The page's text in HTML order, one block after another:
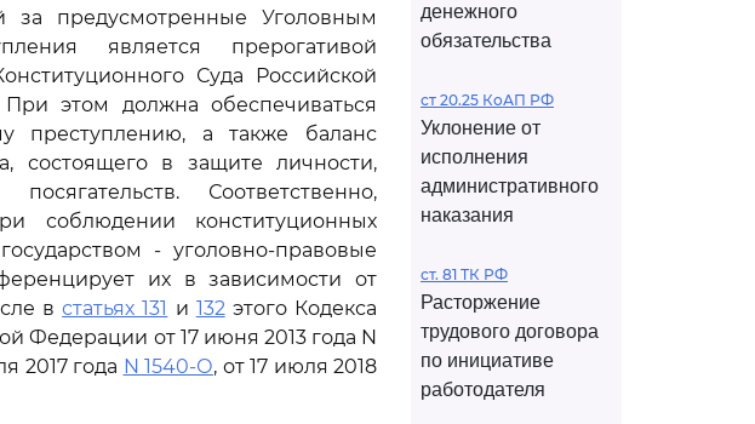
предусмотренные Уголовным
является прерогативой
Суда Российской
этом должна обеспечиваться
преступлению, а также баланс
состоящего в защите личности,
Соответственно,
соблюдении конституционных
- уголовно-правовые
их в зависимости от
встатьях 131 и 132этого Кодекса
Федерации от 17 июня 2013 года N
2017 года N 1540-О, от 17 июля 2018
денежного
обязательства
ст 20.25 КоАП РФ
Уклонение от
исполнения
административного
наказания
ст. 81 ТК РФ
Расторжение
трудового договора
по инициативе
работодателя